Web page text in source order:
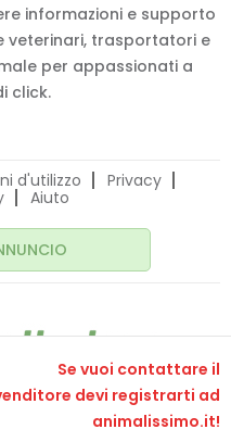
Se vuoi contattare il
devi registrarti ad
animalissimo.it!
informazioni e supporto
veterinari, trasportatori e
per appassionati a
click.
d'utilizzo
Privacy
Aiuto
P.IVA 04582550275